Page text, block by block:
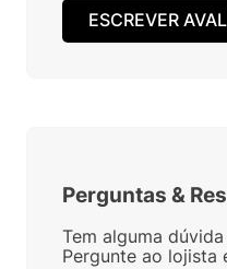
ESCREVER
Perguntas &
Tem alguma
Pergunte ao lojista